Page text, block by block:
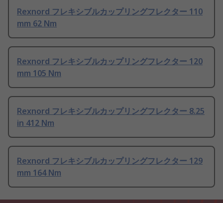
Rexnord フレキシブルカップリングフレクター 110
mm 62 Nm
Rexnord フレキシブルカップリングフレクター 120
mm 105 Nm
Rexnord フレキシブルカップリングフレクター 8.25
in 412 Nm
Rexnord フレキシブルカップリングフレクター 129
mm 164 Nm